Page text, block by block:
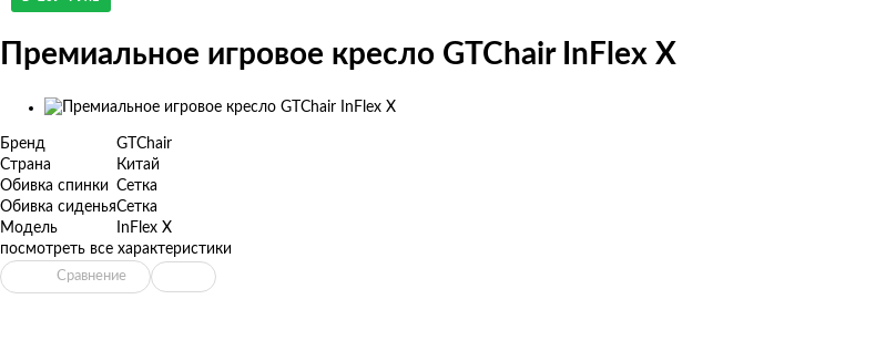
Премиальное игровое кресло GTChair InFlex X
Изображения
Бренд
GTChair
Страна
Китай
Обивка спинки Сетка
Обивка сиденьяСетка
Модель
InFlex X
посмотреть все характеристики
Сравнение